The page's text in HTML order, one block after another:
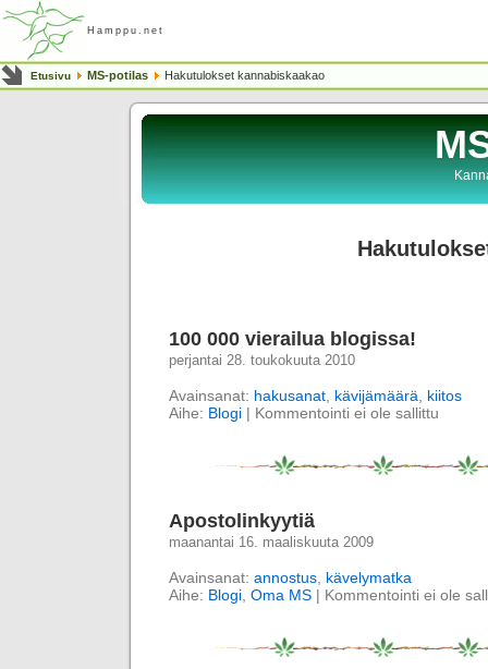
Hamppu.net
Etusivu MS-potilas Hakutulokset kannabiskaakao
100 000 vierailua blogissa!
perjantai 28. toukokuuta 2010
Avainsanat: hakusanat kävijämäärä
kiitos
Aihe: Blogi | Kommentointi ei ole sallittu
Apostolinkyytiä
maanantai 16. maaliskuuta 2009
Avainsanat: annostus kävelymatka
Aihe: Blogi Oma MS | Kommentointi ei ole